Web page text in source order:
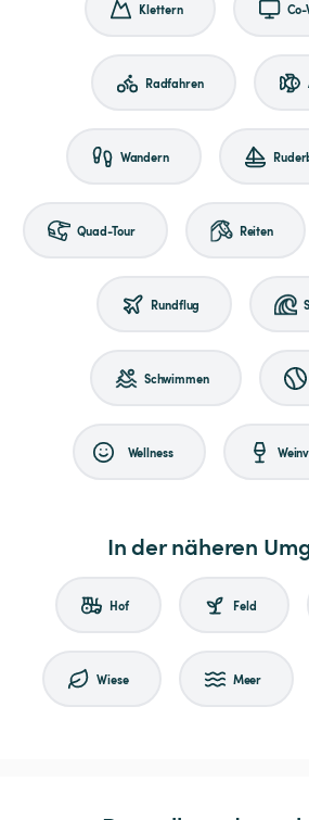
Klettern
Radfahren
Wandern
Quad-Tour Reiten
Rundflug
Schwimmen
Wellness
In der näheren
Hof Feld
Wiese Meer